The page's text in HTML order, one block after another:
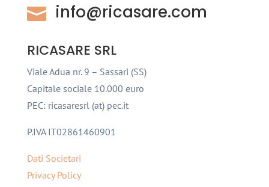
 info@ricasare.com
RICASARE SRL
Viale Adua nr. 9 – Sassari (SS)
Capitale sociale 10.000 euro
PEC: ricasaresrl (at) pec.it
P.IVA IT02861460901
Dati Societari
Privacy Policy